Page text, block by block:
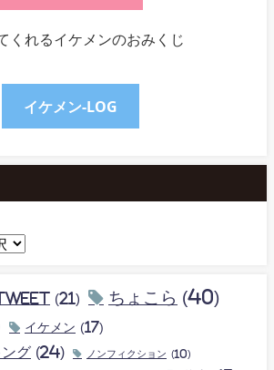
くれるイケメンのおみくじ
イケメン-LOG
tweet (21) ちょこら (40)
イケメン (17)
グ (24) ノンフィクション (10)